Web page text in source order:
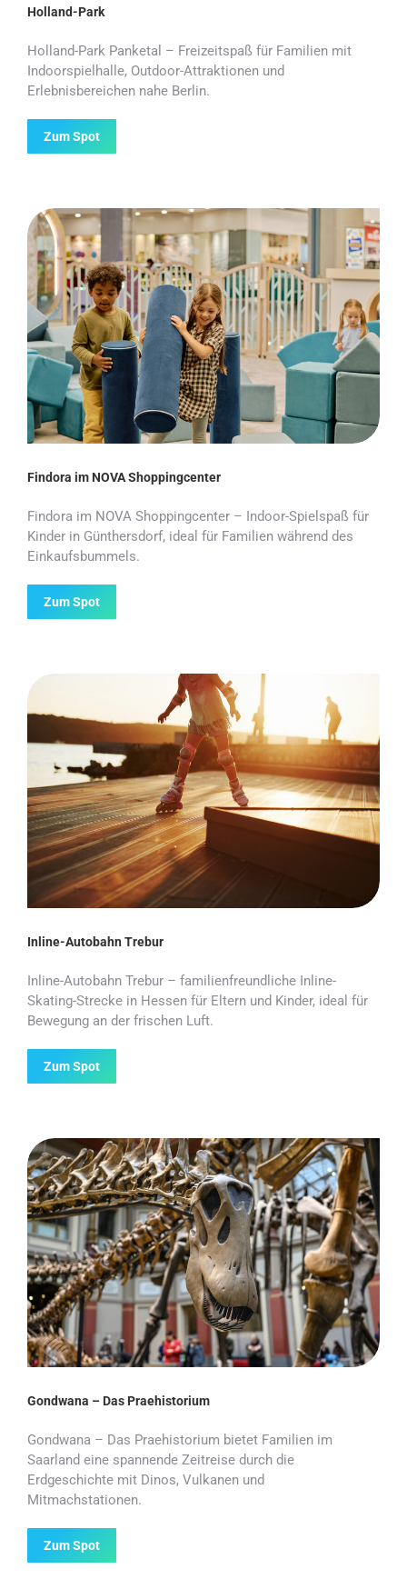
Holland-Park
Holland-Park Panketal – Freizeitspaß für Familien mit
Indoorspielhalle, Outdoor-Attraktionen und
Erlebnisbereichen nahe Berlin.
Zum Spot
Findora im NOVA Shoppingcenter
Findora im NOVA Shoppingcenter – Indoor-Spielspaß für
Kinder in Günthersdorf, ideal für Familien während des
Einkaufsbummels.
Zum Spot
Inline-Autobahn Trebur
Inline-Autobahn Trebur – familienfreundliche Inline-
Skating-Strecke in Hessen für Eltern und Kinder, ideal für
Bewegung an der frischen Luft.
Zum Spot
Gondwana – Das Praehistorium
Gondwana – Das Praehistorium bietet Familien im
Saarland eine spannende Zeitreise durch die
Erdgeschichte mit Dinos, Vulkanen und
Mitmachstationen.
Zum Spot